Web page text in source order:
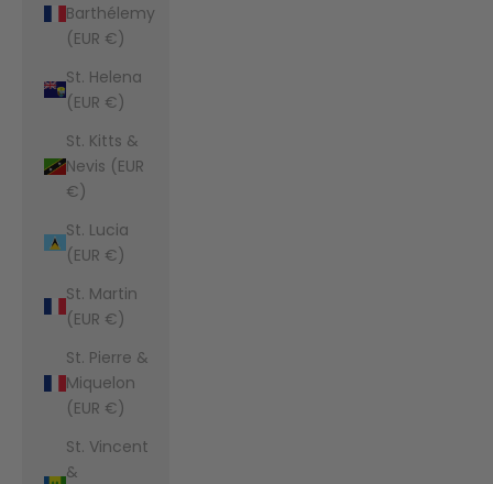
Barthélemy
(EUR €)
St. Helena
(EUR €)
St. Kitts &
Nevis (EUR
€)
St. Lucia
(EUR €)
St. Martin
(EUR €)
St. Pierre &
Miquelon
(EUR €)
St. Vincent
&